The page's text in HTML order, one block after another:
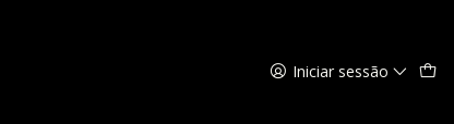
Iniciar sessão